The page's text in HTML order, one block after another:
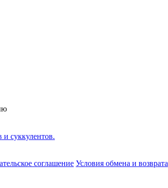
соглашение Условия обмена и возврата